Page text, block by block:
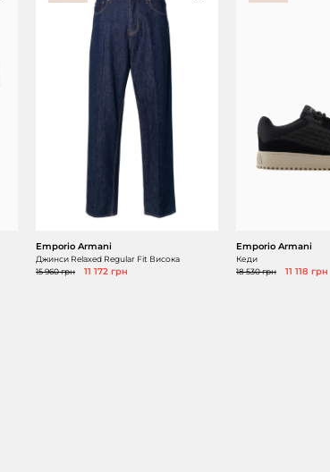
Emporio Armani
Джинси Relaxed Regular Fit Висока
15 960 грн
11 172 грн
Emporio Armani
Кеди
18 530 грн
11 118 грн